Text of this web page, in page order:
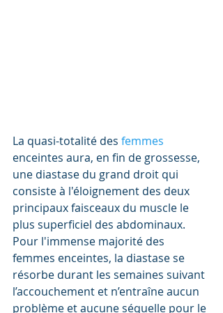
La quasi-totalité des femmes
enceintes aura, en fin de grossesse,
une diastase du grand droit qui
consiste à l'éloignement des deux
principaux faisceaux du muscle le
plus superficiel des abdominaux.
Pour l'immense majorité des
femmes enceintes, la diastase se
résorbe durant les semaines suivant
l’accouchement et n’entraîne aucun
problème et aucune séquelle pour le